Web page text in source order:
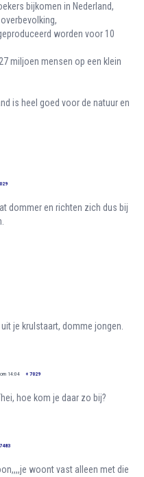
bijkomen in Nederland,
worden voor 10
miljoen mensen op een klein
is heel goed voor de natuur en
dommer en richten zich dus bij
je krulstaart, domme jongen.
14:04 + 7029
hoe kom je daar zo bij?
woont vast alleen met die